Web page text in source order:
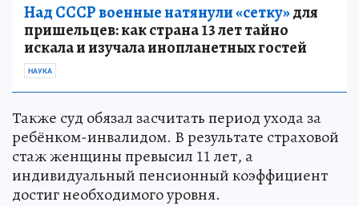
Над СССР военные натянули «сетку»для
пришельцев: как страна 13 лет тайно
искала и изучала инопланетных гостей
НАУКА
Также суд обязал засчитать период ухода за
ребёнком-инвалидом. В результате страховой
стаж женщины превысил 11 лет, а
индивидуальный пенсионный коэффициент
достиг необходимого уровня.